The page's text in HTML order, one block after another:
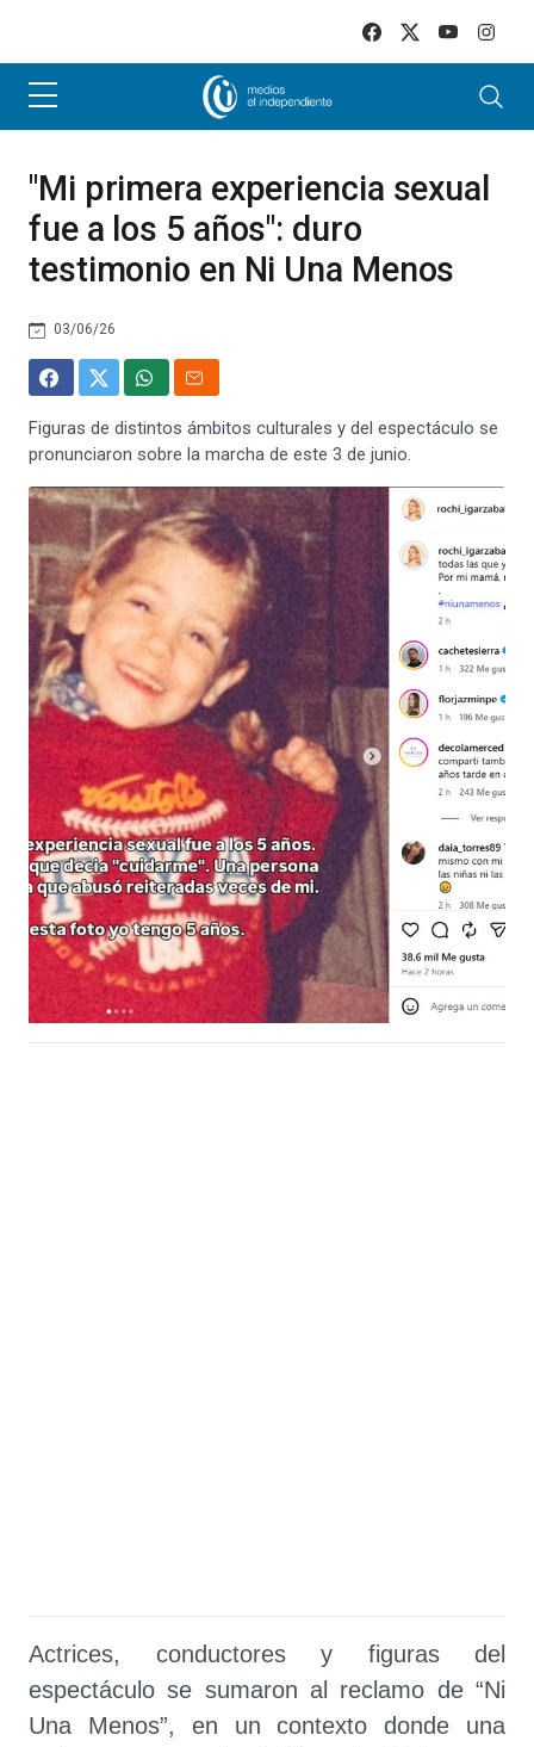
"Mi primera experiencia sexual
fue a los 5 años": duro
testimonio en Ni Una Menos
03/06/26
Figuras de distintos ámbitos culturales y del espectáculo se
pronunciaron sobre la marcha de este 3 de junio.
Actrices, conductores y figuras del
espectáculo se sumaron al reclamo de “Ni
Una Menos”, en un contexto donde una